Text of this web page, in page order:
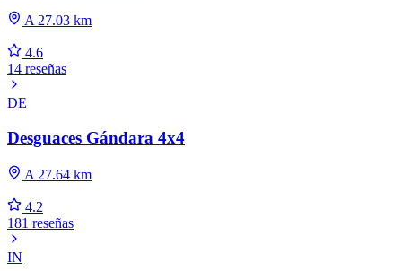
A 27.03 km
4.6
14 reseñas
DE
Desguaces Gándara 4x4
A 27.64 km
4.2
181 reseñas
IN